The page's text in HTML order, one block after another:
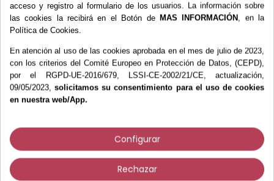
Opiniones Verificadas
Gasas cortadas y plegadas. De 4 capas.
20x20 cm
4/5
Basado en1opiniones
sometidas a control
Ver todas las reseñas de este sitio
Los clientes que compraron este
producto también compraron:
acceso y registro al formulario de los usuarios. La información sobre
las cookies la recibirá en el Botón de MAS INFORMACIÓN , en la
Política de Cookies.
En atención al uso de las cookies aprobada en el mes de julio de 2023,
con los criterios del Comité Europeo en Protección de Datos, (CEPD),
por el RGPD-UE-2016/679, LSSI-CE-2002/21/CE, actualización,
09/05/2023,solicitamos su consentimiento para el uso de cookies
en nuestra web/App.
Configurar
Rechazar